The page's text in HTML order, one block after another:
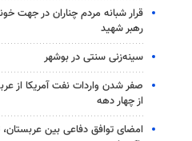
قرار شبانه مردم چناران در جهت
رهبر شهید
سینه‌زنی سنتی در بوشهر
صفر شدن واردات نفت آمریکا از
از چهار دهه
امضای توافق دفاعی بین عربستان،